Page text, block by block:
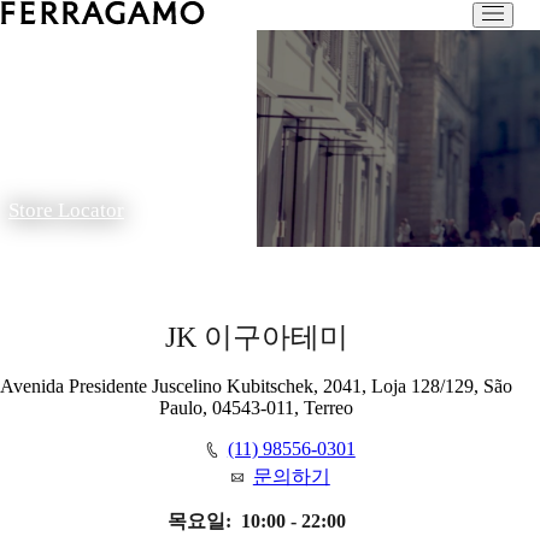
Store Locator
JK 이구아테미
Avenida Presidente Juscelino Kubitschek, 2041, Loja 128/129, São
Paulo, 04543-011, Terreo
(11) 98556-0301
문의하기
목요일: 10:00 - 22:00